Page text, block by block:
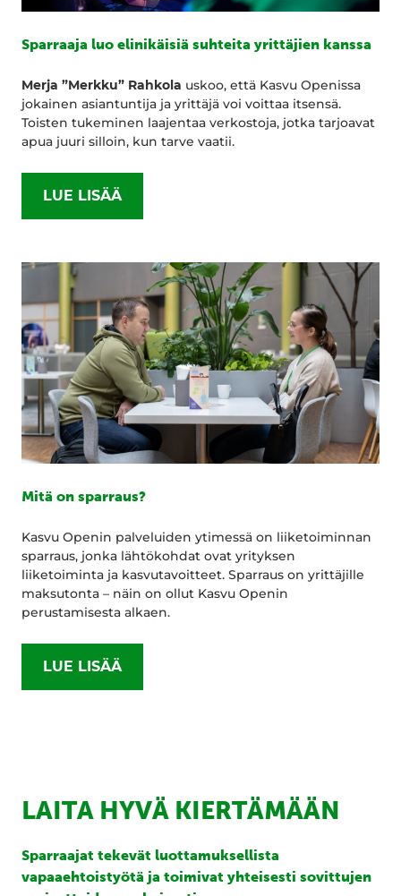
Sparraaja luo elinikäisiä suhteita yrittäjien kanssa
Merja ”Merkku” Rahkola uskoo, että Kasvu Openissa
jokainen asiantuntija ja yrittäjä voi voittaa itsensä.
Toisten tukeminen laajentaa verkostoja, jotka tarjoavat
apua juuri silloin, kun tarve vaatii.
LUE LISÄÄ
Mitä on sparraus?
Kasvu Openin palveluiden ytimessä on liiketoiminnan
sparraus, jonka lähtökohdat ovat yrityksen
liiketoiminta ja kasvutavoitteet. Sparraus on yrittäjille
maksutonta – näin on ollut Kasvu Openin
perustamisesta alkaen.
LUE LISÄÄ
LAITA HYVÄ KIERTÄMÄÄN
Sparraajat tekevät luottamuksellista
vapaaehtoistyötä ja toimivat yhteisesti sovittujen